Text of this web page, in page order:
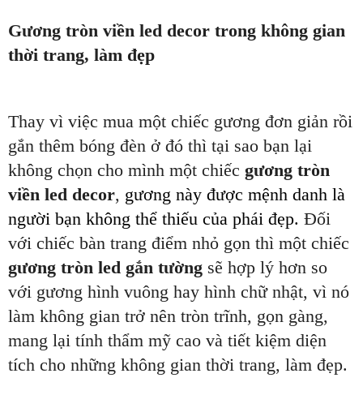
Gương tròn viền led decor trong không gian
thời trang, làm đẹp
Thay vì việc mua một chiếc gương đơn giản rồi
gắn thêm bóng đèn ở đó thì tại sao bạn lại
không chọn cho mình một chiếc gương tròn
viền led decor, gương này được mệnh danh là
người bạn không thể thiếu của phái đẹp. Đối
với chiếc bàn trang điểm nhỏ gọn thì một chiếc
gương tròn led gắn tường sẽ hợp lý hơn so
với gương hình vuông hay hình chữ nhật, vì nó
làm không gian trở nên tròn trĩnh, gọn gàng,
mang lại tính thẩm mỹ cao và tiết kiệm diện
tích cho những không gian thời trang, làm đẹp.